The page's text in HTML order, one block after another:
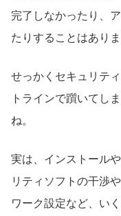
完了しなかったり、
たりすることはありま
せっかくセキュリテ
トラインで躓いてし
ね。
実は、インストール
リティソフトの干渉
ワーク設定など、い